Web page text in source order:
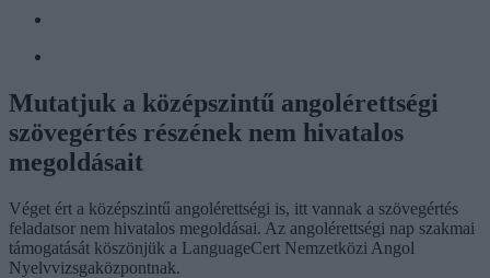
Mutatjuk a középszintű angolérettségi
szövegértés részének nem hivatalos
megoldásait
Véget ért a középszintű angolérettségi is, itt vannak a szövegértés
feladatsor nem hivatalos megoldásai. Az angolérettségi nap szakmai
támogatását köszönjük a LanguageCert Nemzetközi Angol
Nyelvvizsgaközpontnak.